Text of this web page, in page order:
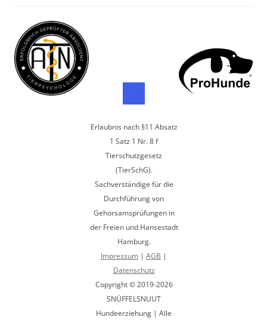
Erlaubnis nach §11 Absatz
1 Satz 1 Nr. 8 f
Tierschutzgesetz
(TierSchG).
Sachverständige für die
Durchführung von
Gehorsamsprüfungen in
der Freien und Hansestadt
Hamburg.
Impressum | AGB |
Datenschutz
Copyright © 2019-2026
SNÜFFELSNUUT
Hundeerziehung | Alle